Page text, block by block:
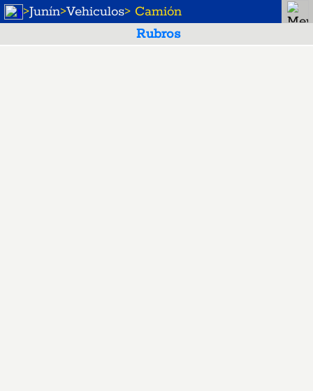
>Junín>Vehiculos> Camión
Rubros